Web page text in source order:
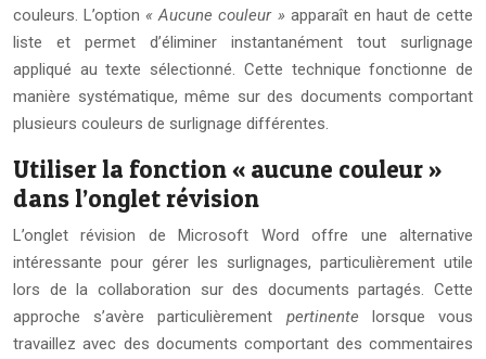
couleurs. L’option « Aucune couleur » apparaît en haut de cette
liste et permet d’éliminer instantanément tout surlignage
appliqué au texte sélectionné. Cette technique fonctionne de
manière systématique, même sur des documents comportant
plusieurs couleurs de surlignage différentes.
Utiliser la fonction « aucune couleur »
dans l’onglet révision
L’onglet révision de Microsoft Word offre une alternative
intéressante pour gérer les surlignages, particulièrement utile
lors de la collaboration sur des documents partagés. Cette
approche s’avère particulièrement pertinente lorsque vous
travaillez avec des documents comportant des commentaires